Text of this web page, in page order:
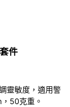
件
靈敏度，適用警
50克重。